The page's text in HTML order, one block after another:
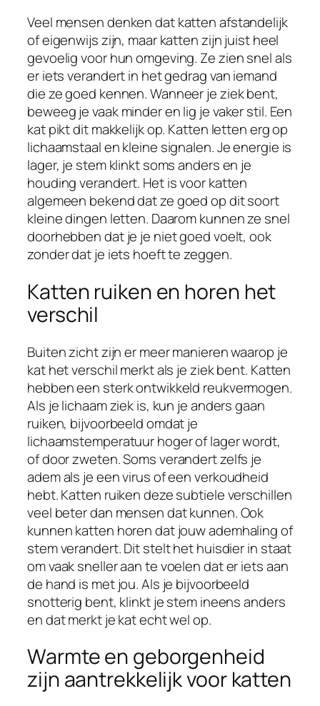
Veel mensen denken dat katten afstandelijk
of eigenwijs zijn, maar katten zijn juist heel
gevoelig voor hun omgeving. Ze zien snel als
er iets verandert in het gedrag van iemand
die ze goed kennen. Wanneer je ziek bent,
beweeg je vaak minder en lig je vaker stil. Een
kat pikt dit makkelijk op. Katten letten erg op
lichaamstaal en kleine signalen. Je energie is
lager, je stem klinkt soms anders en je
houding verandert. Het is voor katten
algemeen bekend dat ze goed op dit soort
kleine dingen letten. Daarom kunnen ze snel
doorhebben dat je je niet goed voelt, ook
zonder dat je iets hoeft te zeggen.
Katten ruiken en horen het
verschil
Buiten zicht zijn er meer manieren waarop je
kat het verschil merkt als je ziek bent. Katten
hebben een sterk ontwikkeld reukvermogen.
Als je lichaam ziek is, kun je anders gaan
ruiken, bijvoorbeeld omdat je
lichaamstemperatuur hoger of lager wordt,
of door zweten. Soms verandert zelfs je
adem als je een virus of een verkoudheid
hebt. Katten ruiken deze subtiele verschillen
veel beter dan mensen dat kunnen. Ook
kunnen katten horen dat jouw ademhaling of
stem verandert. Dit stelt het huisdier in staat
om vaak sneller aan te voelen dat er iets aan
de hand is met jou. Als je bijvoorbeeld
snotterig bent, klinkt je stem ineens anders
en dat merkt je kat echt wel op.
Warmte en geborgenheid
zijn aantrekkelijk voor katten